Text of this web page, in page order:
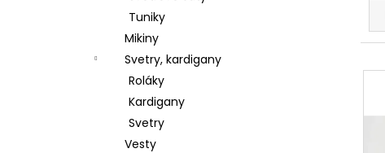
Tuniky
Mikiny
Svetry, kardigany
Roláky
Kardigany
Svetry
Vesty
z
p
V
p